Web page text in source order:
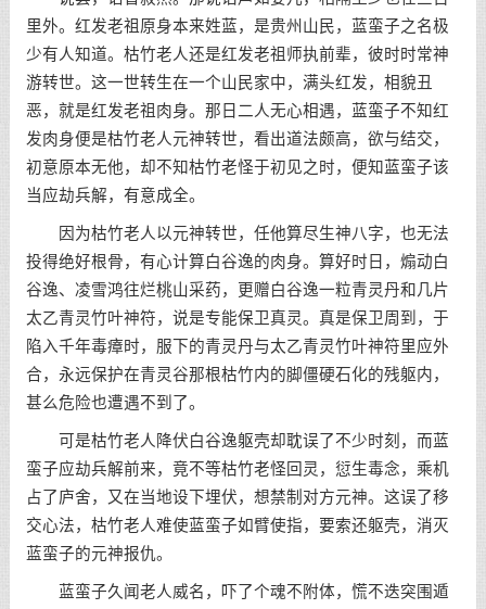
里外。红发老祖原身本来姓蓝，是贵州山民，蓝蛮子之名极
少有人知道。枯竹老人还是红发老祖师执前辈，彼时时常神
游转世。这一世转生在一个山民家中，满头红发，相貌丑
恶，就是红发老祖肉身。那日二人无心相遇，蓝蛮子不知红
发肉身便是枯竹老人元神转世，看出道法颇高，欲与结交，
初意原本无他，却不知枯竹老怪于初见之时，便知蓝蛮子该
当应劫兵解，有意成全。
因为枯竹老人以元神转世，任他算尽生神八字，也无法
投得绝好根骨，有心计算白谷逸的肉身。算好时日，煽动白
谷逸、凌雪鸿往烂桃山采药，更赠白谷逸一粒青灵丹和几片
太乙青灵竹叶神符，说是专能保卫真灵。真是保卫周到，于
陷入千年毒瘴时，服下的青灵丹与太乙青灵竹叶神符里应外
合，永远保护在青灵谷那根枯竹内的脚僵硬石化的残躯内，
甚么危险也遭遇不到了。
可是枯竹老人降伏白谷逸躯壳却耽误了不少时刻，而蓝
蛮子应劫兵解前来，竟不等枯竹老怪回灵，愆生毒念，乘机
占了庐舍，又在当地设下埋伏，想禁制对方元神。这误了移
交心法，枯竹老人难使蓝蛮子如臂使指，要索还躯壳，消灭
蓝蛮子的元神报仇。
蓝蛮子久闻老人威名，吓了个魂不附体，慌不迭突围遁